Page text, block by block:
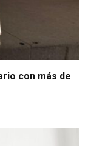
con más de